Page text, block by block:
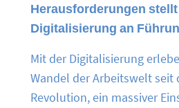
Herausforderungen
Digitalisierung an
Mit der Digitalisierung
Wandel der Arbeitswelt
Revolution, ein massiver